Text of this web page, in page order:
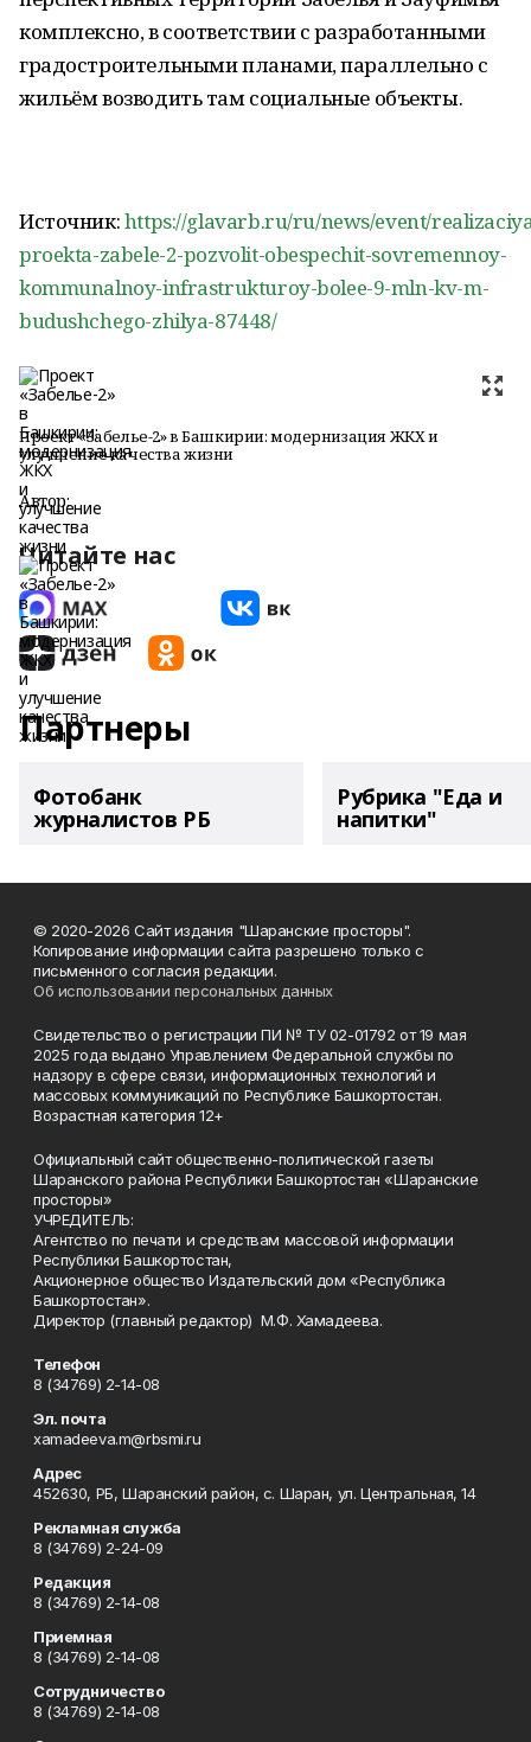
комплексно, в соответствии с разработанными
градостроительными планами, параллельно с
жильём возводить там социальные объекты.
Источник:https://glavarb.ru/ru/news/event/
proekta-zabele-2-pozvolit-obespechit-sovremennoy-
kommunalnoy-infrastrukturoy-bolee-9-mln-kv-m-
budushchego-zhilya-87448/
Проект «Забелье-2» в Башкирии: модернизация ЖКХ и
улучшение качества жизни
Автор:
Читайте нас
Партнеры
Фотобанк
журналистов РБ
Рубрика "Еда и
напитки"
© 2020-2026 Сайт издания "Шаранские просторы".
Копирование информации сайта разрешено только с
письменного согласия редакции.
Об использовании персональных данных
Свидетельство о регистрации ПИ № ТУ 02-01792 от 19 мая
2025 года выдано Управлением Федеральной службы по
надзору в сфере связи, информационных технологий и
массовых коммуникаций по Республике Башкортостан.
Возрастная категория 12+
Официальный сайт общественно-политической газеты
Шаранского района Республики Башкортостан «Шаранские
просторы»
УЧРЕДИТЕЛЬ:
Агентство по печати и средствам массовой информации
Республики Башкортостан,
Акционерное общество Издательский дом «Республика
Башкортостан».
Директор (главный редактор) М.Ф. Хамадеева.
Телефон
8 (34769) 2-14-08
Эл. почта
xamadeeva.m@rbsmi.ru
Адрес
452630, РБ, Шаранский район, с. Шаран, ул. Центральная, 14
Рекламная служба
8 (34769) 2-24-09
Редакция
8 (34769) 2-14-08
Приемная
8 (34769) 2-14-08
Сотрудничество
8 (34769) 2-14-08